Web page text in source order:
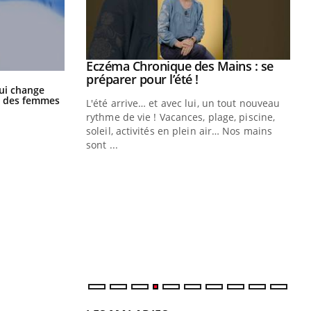
change
femmes
La sieste empêche-t-elle de dormir
la nuit ?
: et si on
de type 2
chez les
Youtube
Eczéma Chronique des Mains : se
préparer pour l’été !Youtube
L'été arrive… et avec lui, un tout nouveau
rythme de vie ! Vacances, plage, piscine,
soleil, activités en plein air… Nos mains
sont ...